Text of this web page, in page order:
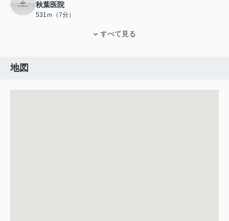
秋葉医院
531ｍ（7分）
すべて見る
地図